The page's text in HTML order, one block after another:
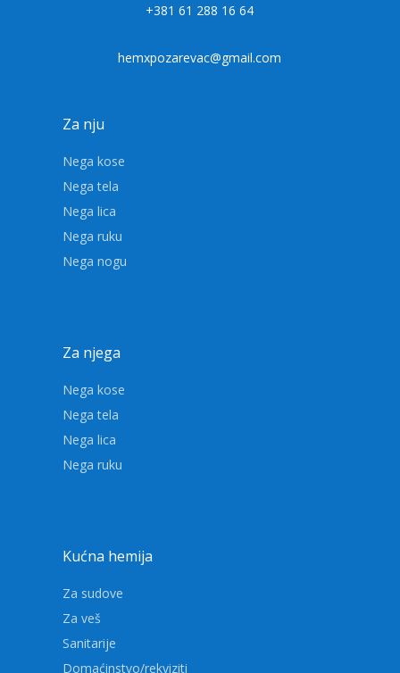
+381 61 288 16 64
hemxpozarevac@gmail.com
Za nju
Nega kose
Nega tela
Nega lica
Nega ruku
Nega nogu
Za njega
Nega kose
Nega tela
Nega lica
Nega ruku
Kućna hemija
Za sudove
Za veš
Sanitarije
Domaćinstvo/rekviziti